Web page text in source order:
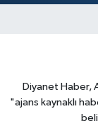
Diyanet Haber,
"ajans kaynaklı